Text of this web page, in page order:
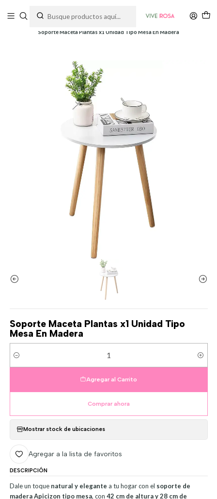
Soporte Maceta Plantas x1 Unidad Tipo Mesa En Madera
Soporte Maceta Plantas x1 Unidad Tipo
Mesa En Madera
Cantidad
Agregar al Carrito
Comprar ahora
Mostrar stock de ubicaciones
Agregar a la lista de favoritos
DESCRIPCIÓN
Dale un toque natural y elegante a tu hogar con el soporte de
madera Apicizon tipo mesa, con 42 cm de altura y 28 cm de